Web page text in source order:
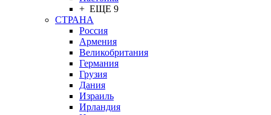
+ ЕЩЕ 9
СТРАНА
Россия
Армения
Великобритания
Германия
Грузия
Дания
Израиль
Ирландия